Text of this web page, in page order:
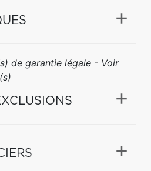
de garantie légale - Voir